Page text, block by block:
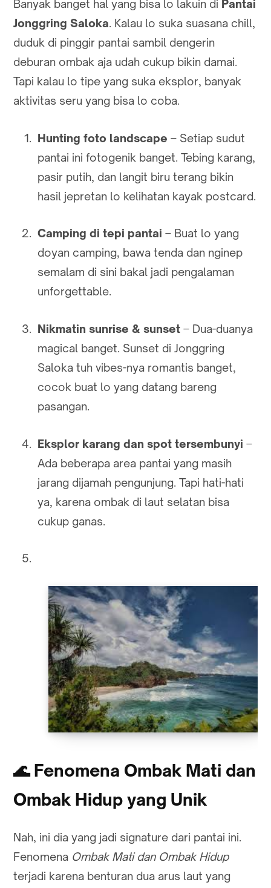
Banyak banget hal yang bisa lo lakuin di Pantai
Jonggring Saloka. Kalau lo suka suasana chill,
duduk di pinggir pantai sambil dengerin
deburan ombak aja udah cukup bikin damai.
Tapi kalau lo tipe yang suka eksplor, banyak
aktivitas seru yang bisa lo coba.
Hunting foto landscape – Setiap sudut
pantai ini fotogenik banget. Tebing karang,
pasir putih, dan langit biru terang bikin
hasil jepretan lo kelihatan kayak postcard.
Camping di tepi pantai – Buat lo yang
doyan camping, bawa tenda dan nginep
semalam di sini bakal jadi pengalaman
unforgettable.
Nikmatin sunrise & sunset – Dua-duanya
magical banget. Sunset di Jonggring
Saloka tuh vibes-nya romantis banget,
cocok buat lo yang datang bareng
pasangan.
Eksplor karang dan spot tersembunyi –
Ada beberapa area pantai yang masih
jarang dijamah pengunjung. Tapi hati-hati
ya, karena ombak di laut selatan bisa
cukup ganas.
🌊Fenomena Ombak Mati dan
Ombak Hidup yang Unik
Nah, ini dia yang jadi signature dari pantai ini.
Fenomena Ombak Mati dan Ombak Hidup
terjadi karena benturan dua arus laut yang